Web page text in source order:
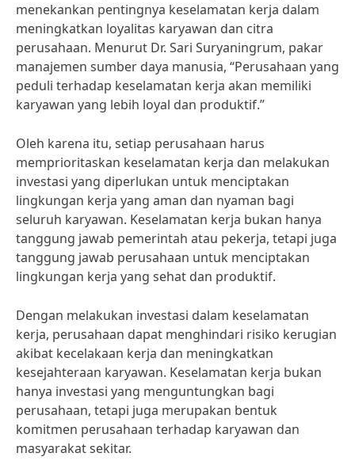
menekankan pentingnya keselamatan kerja dalam
meningkatkan loyalitas karyawan dan citra
perusahaan. Menurut Dr. Sari Suryaningrum, pakar
manajemen sumber daya manusia, “Perusahaan yang
peduli terhadap keselamatan kerja akan memiliki
karyawan yang lebih loyal dan produktif.”
Oleh karena itu, setiap perusahaan harus
memprioritaskan keselamatan kerja dan melakukan
investasi yang diperlukan untuk menciptakan
lingkungan kerja yang aman dan nyaman bagi
seluruh karyawan. Keselamatan kerja bukan hanya
tanggung jawab pemerintah atau pekerja, tetapi juga
tanggung jawab perusahaan untuk menciptakan
lingkungan kerja yang sehat dan produktif.
Dengan melakukan investasi dalam keselamatan
kerja, perusahaan dapat menghindari risiko kerugian
akibat kecelakaan kerja dan meningkatkan
kesejahteraan karyawan. Keselamatan kerja bukan
hanya investasi yang menguntungkan bagi
perusahaan, tetapi juga merupakan bentuk
komitmen perusahaan terhadap karyawan dan
masyarakat sekitar.